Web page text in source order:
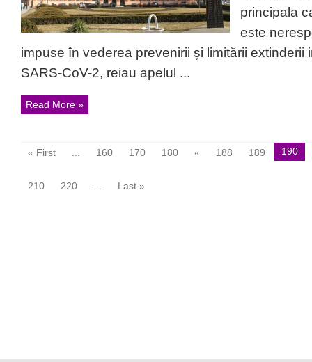
principala
este
impuse în vederea prevenirii și limitării extinderii
SARS-CoV-2, reiau apelul ...
Read More »
« First 160 170 180 « 188 189 190
210 220 Last »